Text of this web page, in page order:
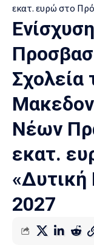
Σχολεία
Νέων
εκατ.
«Δυτική
2027